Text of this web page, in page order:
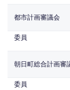
都市計画審議会
委員
朝日町総合計画審
委員